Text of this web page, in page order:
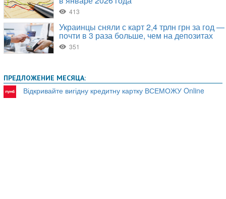
ПРЕДЛОЖЕНИЕ МЕСЯЦА:
Відкривайте вигідну кредитну картку ВСЕМОЖУ Online